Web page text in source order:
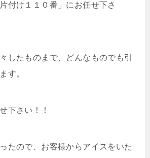
付け１１０番」にお任せ下さ
したものまで、どんなものでも引
す。
下さい！！
たので、お客様からアイスをいた